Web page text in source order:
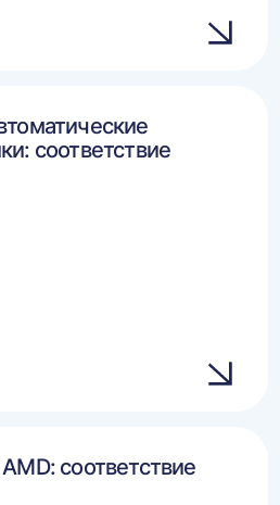
соответствие
соответствие